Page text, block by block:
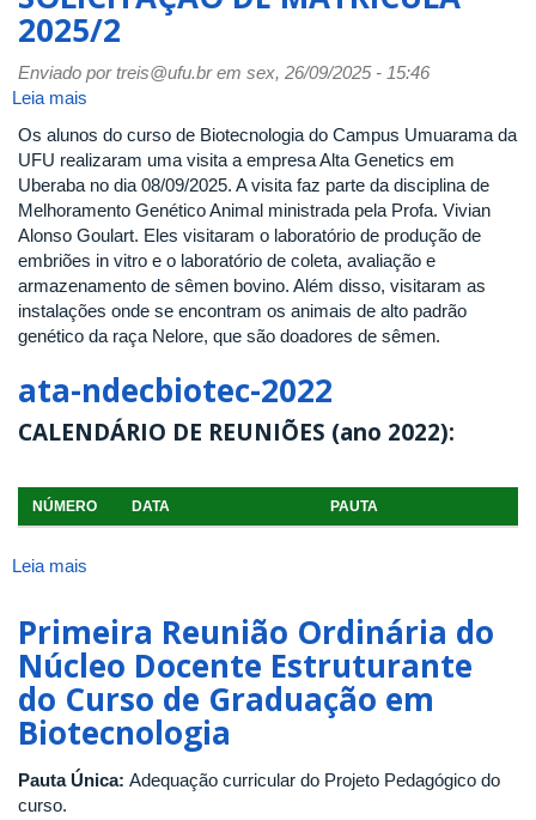
de
Nove
Bactérias
Alimento
Larval
de
Abelhas
Sem
Ferrão
Nativas
do
Brasil
2025/2
Enviado portreis@ufu.brem sex, 26/09/2025 - 15:46
Leia mais
PARA
SOLICITAÇÃO
DE
MATRÍCULA
2025/2
Os alunos do curso de Biotecnologia do Campus Umuarama da
UFU realizaram uma visita a empresa Alta Genetics em
Uberaba no dia 08/09/2025. A visita faz parte da disciplina de
Melhoramento Genético Animal ministrada pela Profa. Vivian
Alonso Goulart. Eles visitaram o laboratório de produção de
embriões in vitro e o laboratório de coleta, avaliação e
armazenamento de sêmen bovino. Além disso, visitaram as
instalações onde se encontram os animais de alto padrão
genético da raça Nelore, que são doadores de sêmen.
ata-ndecbiotec-2022
CALENDÁRIO DE REUNIÕES (ano 2022):
NÚMERO DATA PAUTA
Leia mais
ndecbiotec-
2022
Primeira Reunião Ordinária do
Núcleo Docente Estruturante
do Curso de Graduação em
Biotecnologia
Pauta Única: Adequação curricular do Projeto Pedagógico do
curso.